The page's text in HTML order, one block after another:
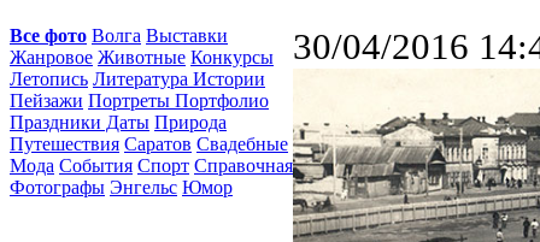
Все фото Волга Выставки
Жанровое Животные Конкурсы
Летопись Литература Истории
Пейзажи Портреты Портфолио
Праздники Даты Природа
Путешествия Саратов Свадебные
Мода События Спорт Справочная
Фотографы Энгельс Юмор
30/04/2016